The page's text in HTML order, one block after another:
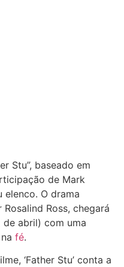
Stu”, baseado em
de Mark
elenco. O drama
Ross, chegará
de abril) com uma
fé.
‘Father Stu’ conta a